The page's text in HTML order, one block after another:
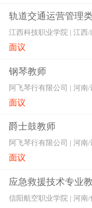
轨道交通运营管理
江西科技职业学院 | 江西
面议
钢琴教师
阿飞琴行有限公司 | 河南
面议
爵士鼓教师
阿飞琴行有限公司 | 河南
面议
应急救援技术专业
信阳航空职业学院 | 河南